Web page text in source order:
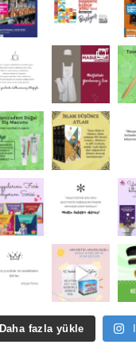
Daha fazla yükle